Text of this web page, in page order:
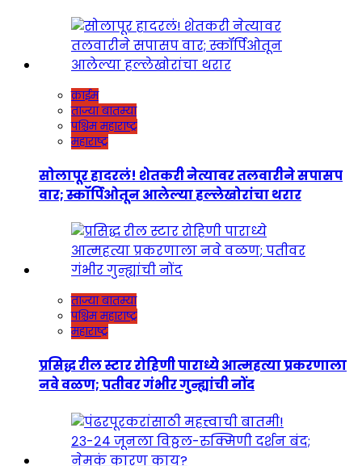
क्राईम
ताज्या बातम्या
पश्चिम महाराष्ट्र
महाराष्ट्र
सोलापूर हादरलं! शेतकरी नेत्यावर तलवारीने सपासप
वार; स्कॉर्पिओतून आलेल्या हल्लेखोरांचा थरार
ताज्या बातम्या
पश्चिम महाराष्ट्र
महाराष्ट्र
प्रसिद्ध रील स्टार रोहिणी पाराध्ये आत्महत्या प्रकरणाला
नवे वळण; पतीवर गंभीर गुन्ह्यांची नोंद